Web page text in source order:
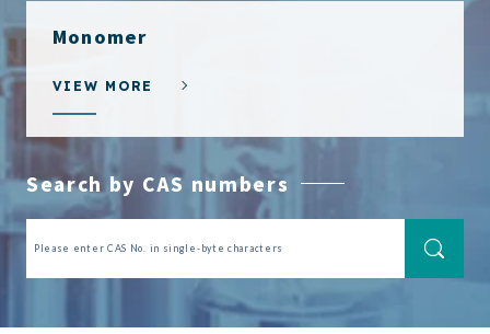
Monomer
VIEW MORE
Search by CAS numbers